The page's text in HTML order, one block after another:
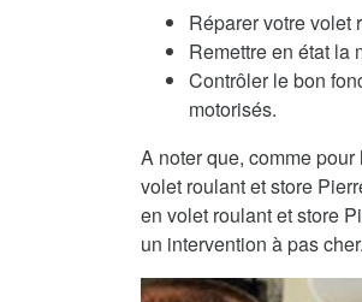
Réparer votre volet
Remettre en état la
Contrôler le bon
motorisés.
A noter que, comme
volet roulant et store
en volet roulant et store
un intervention à pas cher.